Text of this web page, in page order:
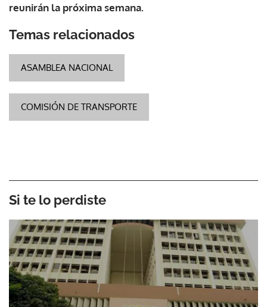
reunirán la próxima semana.
Temas relacionados
ASAMBLEA NACIONAL
COMISIÓN DE TRANSPORTE
Si te lo perdiste